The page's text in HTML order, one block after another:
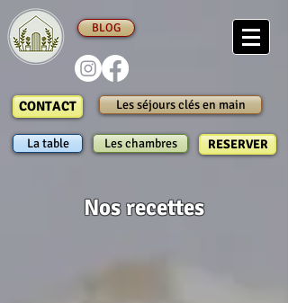
BLOG
CONTACT
La table
Les séjours clés en main
Les chambres RESERVER
Nos recettes